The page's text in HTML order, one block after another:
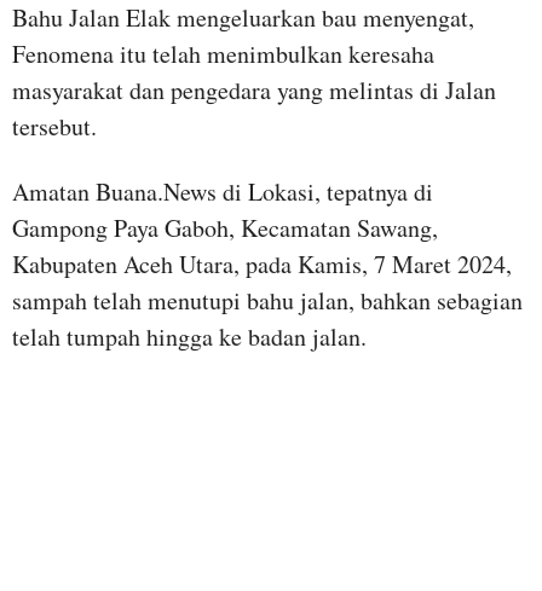
Bahu Jalan Elak mengeluarkan bau menyengat,
Fenomena itu telah menimbulkan keresaha
masyarakat dan pengedara yang melintas di Jalan
tersebut.
Amatan Buana.News di Lokasi, tepatnya di
Gampong Paya Gaboh, Kecamatan Sawang,
Kabupaten Aceh Utara, pada Kamis, 7 Maret 2024,
sampah telah menutupi bahu jalan, bahkan sebagian
telah tumpah hingga ke badan jalan.